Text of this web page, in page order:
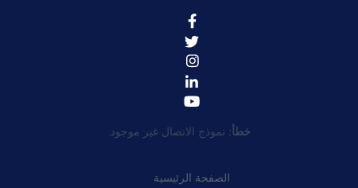
خطأ: نموذج الاتصال غير موجود.
الصفحة الرئيسية